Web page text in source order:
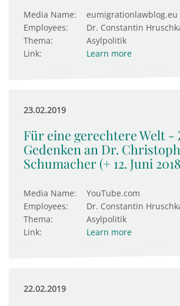
Media Name:
eumigrationlawblog.eu
Employees:
Dr. Constantin
Thema:
Asylpolitik
Link:
Learn more
23.02.2019
Für eine gerechtere Welt -
Gedenken an Dr. Christoph
Schumacher (+ 12. Juni
Media Name:
YouTube.com
Employees:
Dr. Constantin
Thema:
Asylpolitik
Link:
Learn more
22.02.2019